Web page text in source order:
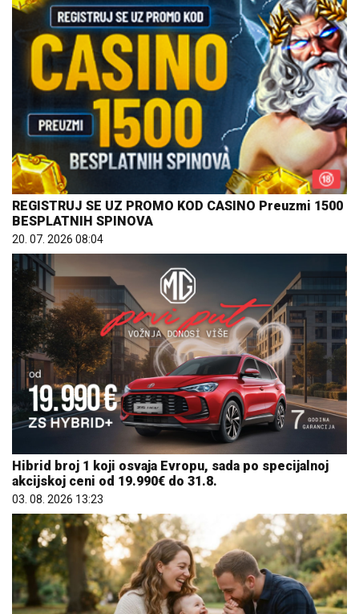
REGISTRUJ SE UZ PROMO KOD CASINO Preuzmi 1500
BESPLATNIH SPINOVA
20. 07. 2026 08:04
Hibrid broj 1 koji osvaja Evropu, sada po specijalnoj
akcijskoj ceni od 19.990€ do 31.8.
03. 08. 2026 13:23